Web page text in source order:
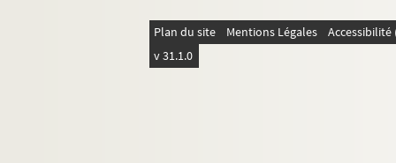
Plan du site Mentions Légales
v 31.1.0